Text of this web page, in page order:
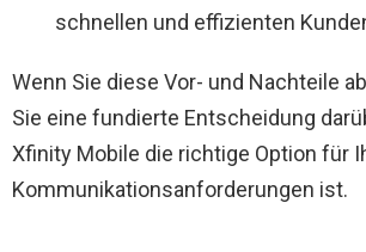
schnellen und effizienten
Wenn Sie diese Vor- und Nachteile
Sie eine fundierte Entscheidung
Xfinity Mobile die richtige Option für
Kommunikationsanforderungen ist.